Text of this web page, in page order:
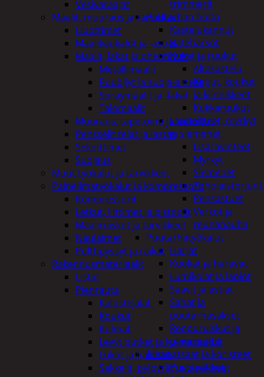
trimmerit
Puutarhan hoito
Kastelukannut
Kateharsot
Kukat ja ruukut
Altakastelu
Ketjut, koukut
ja kiinnikkeet
Kukkaruukut
Lannoitteet, myrkyt
ja siemenet
Lisäravinteet
Myrkyt
Siemenet
Pensastuet
Verkot ja
reunanauha
Puutarhatyökalut
Harjat
Kuokat ja haravat
Lumikolat ja lapiot
Saavit ja astiat
Sahat ja
puutarhasakset
Reppuruiskut ja
painepullot
Pihapatsaat ja koristeet
Postilaatikot
Vesivaraajat
Maalit, muuraus ja tarvikkeet
Liuottimet
Maalikaukalot ja -astiat
Maalit, lakat ja ohentimet
Metallimaalit
Puuöljyt ja suoja-aineet
Spraymaalit ja -lakat
Talomaalit
Muuraus, tapetointi ja laatoitus
Pensselit telat ja lastat
Sekoittimet
Suojaus
Muut työkalut ja tarvikkeet
Paineilmatyökalut ja kompressorit
Kompressorit
Letkut, liittimet ja pistoolit
Maaliruiskut ja tarvikkeet
Naulaimet
Pulttipyssyt ja räikät
Rakennusmateriaalit
Listat
Pienrauta
Kalustejalat
Koukut
Kulmat
Levyt putket ja kulmaraudat
Lukot ja hakaset
Sakkelit, pylpyrät ja tarvikkeet